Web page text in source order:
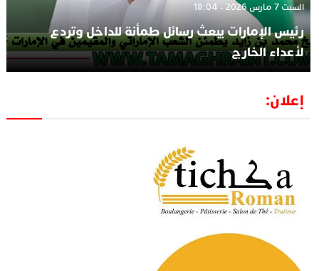
السبت 7 مارس 2026 - 18:04
رئيس الإمارات يبعث رسائل طمأنة للداخل وتردع
لأعداء الخارج
إعلان: